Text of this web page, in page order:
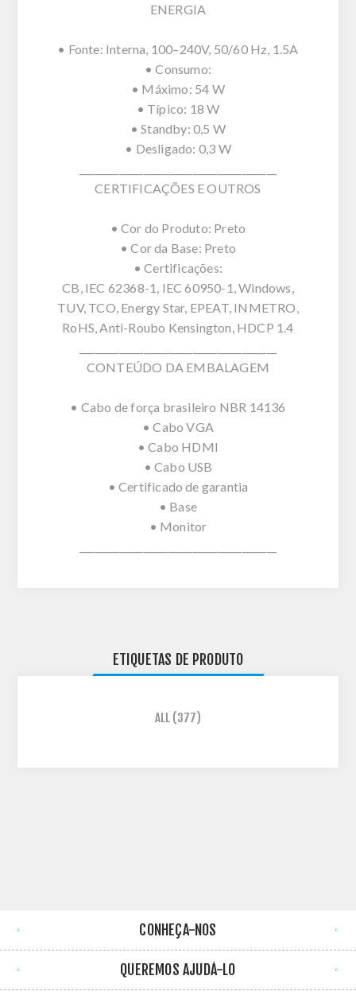
ENERGIA
• Fonte: Interna, 100–240V, 50/60 Hz, 1.5A
• Consumo:
• Máximo: 54 W
• Típico: 18 W
• Standby: 0,5 W
• Desligado: 0,3 W
CERTIFICAÇÕES E OUTROS
• Cor do Produto: Preto
• Cor da Base: Preto
• Certificações:
CB, IEC 62368-1, IEC 60950-1, Windows,
TUV, TCO, Energy Star, EPEAT, INMETRO,
RoHS, Anti-Roubo Kensington, HDCP 1.4
CONTEÚDO DA EMBALAGEM
• Cabo de força brasileiro NBR 14136
• Cabo VGA
• Cabo HDMI
• Cabo USB
• Certificado de garantia
• Base
• Monitor
ETIQUETAS DE PRODUTO
ALL (377)
CONHEÇA-NOS
QUEREMOS AJUDÁ-LO